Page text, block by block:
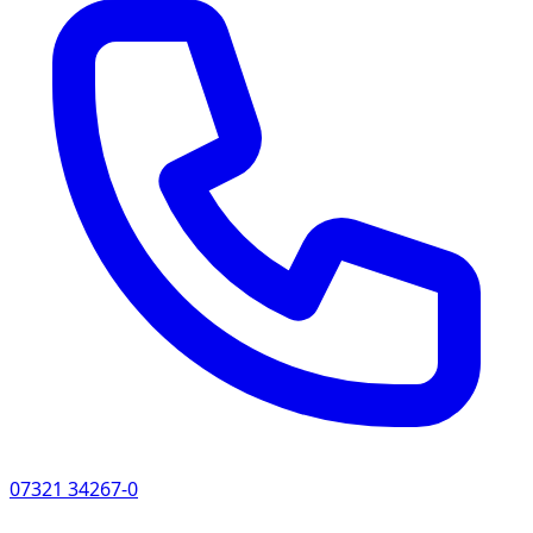
einem plötzlichen Stromausfall kontrolliert und sicher
heruntergefahren werden können. Durch eine
vorausschauende Planung lassen sich sowohl
technische als auch organisatorische Schwachstellen
frühzeitig erkennen und beheben.
Regelmäßige Prüfung der Notbeleuchtung und
Fluchtwegkennzeichnung
Einsatz von USV (unterbrechungsfreie
Stromversorgung)-Anlagen für besonders
kritische Systeme (z. B. Server,
Sicherheitstechnik)
Erstellung eines Notfallplans inklusive
Festlegung klarer Zuständigkeiten im Ernstfall
07321 34267-0